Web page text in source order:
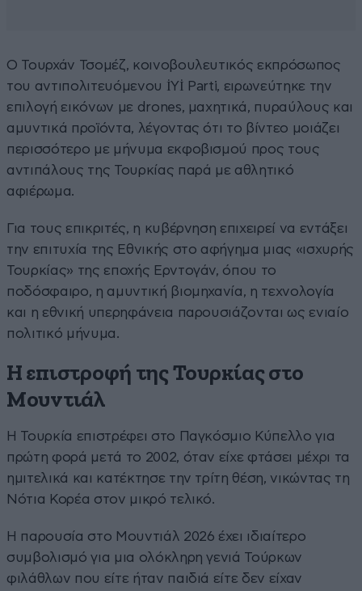
Ο Τουρχάν Τσομέζ, κοινοβουλευτικός εκπρόσωπος
του αντιπολιτευόμενου İYİ Parti, ειρωνεύτηκε την
επιλογή εικόνων με drones, μαχητικά, πυραύλους και
αμυντικά προϊόντα, λέγοντας ότι το βίντεο μοιάζει
περισσότερο με μήνυμα εκφοβισμού προς τους
αντιπάλους της Τουρκίας παρά με αθλητικό
αφιέρωμα.
Για τους επικριτές, η κυβέρνηση επιχειρεί να εντάξει
την επιτυχία της Εθνικής στο αφήγημα μιας «ισχυρής
Τουρκίας» της εποχής Ερντογάν, όπου το
ποδόσφαιρο, η αμυντική βιομηχανία, η τεχνολογία
και η εθνική υπερηφάνεια παρουσιάζονται ως ενιαίο
πολιτικό μήνυμα.
Η επιστροφή της Τουρκίας στο
Μουντιάλ
Η Τουρκία επιστρέφει στο Παγκόσμιο Κύπελλο για
πρώτη φορά μετά το 2002, όταν είχε φτάσει μέχρι τα
ημιτελικά και κατέκτησε την τρίτη θέση, νικώντας τη
Νότια Κορέα στον μικρό τελικό.
Η παρουσία στο Μουντιάλ 2026 έχει ιδιαίτερο
συμβολισμό για μια ολόκληρη γενιά Τούρκων
φιλάθλων που είτε ήταν παιδιά είτε δεν είχαν